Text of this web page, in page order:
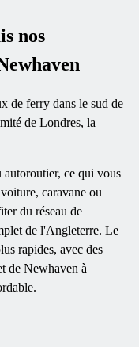
nos
de ferry dans le sud de
de Londres, la
ce qui vous
caravane ou
du réseau de
de l'Angleterre. Le
rapides, avec des
de Newhaven à